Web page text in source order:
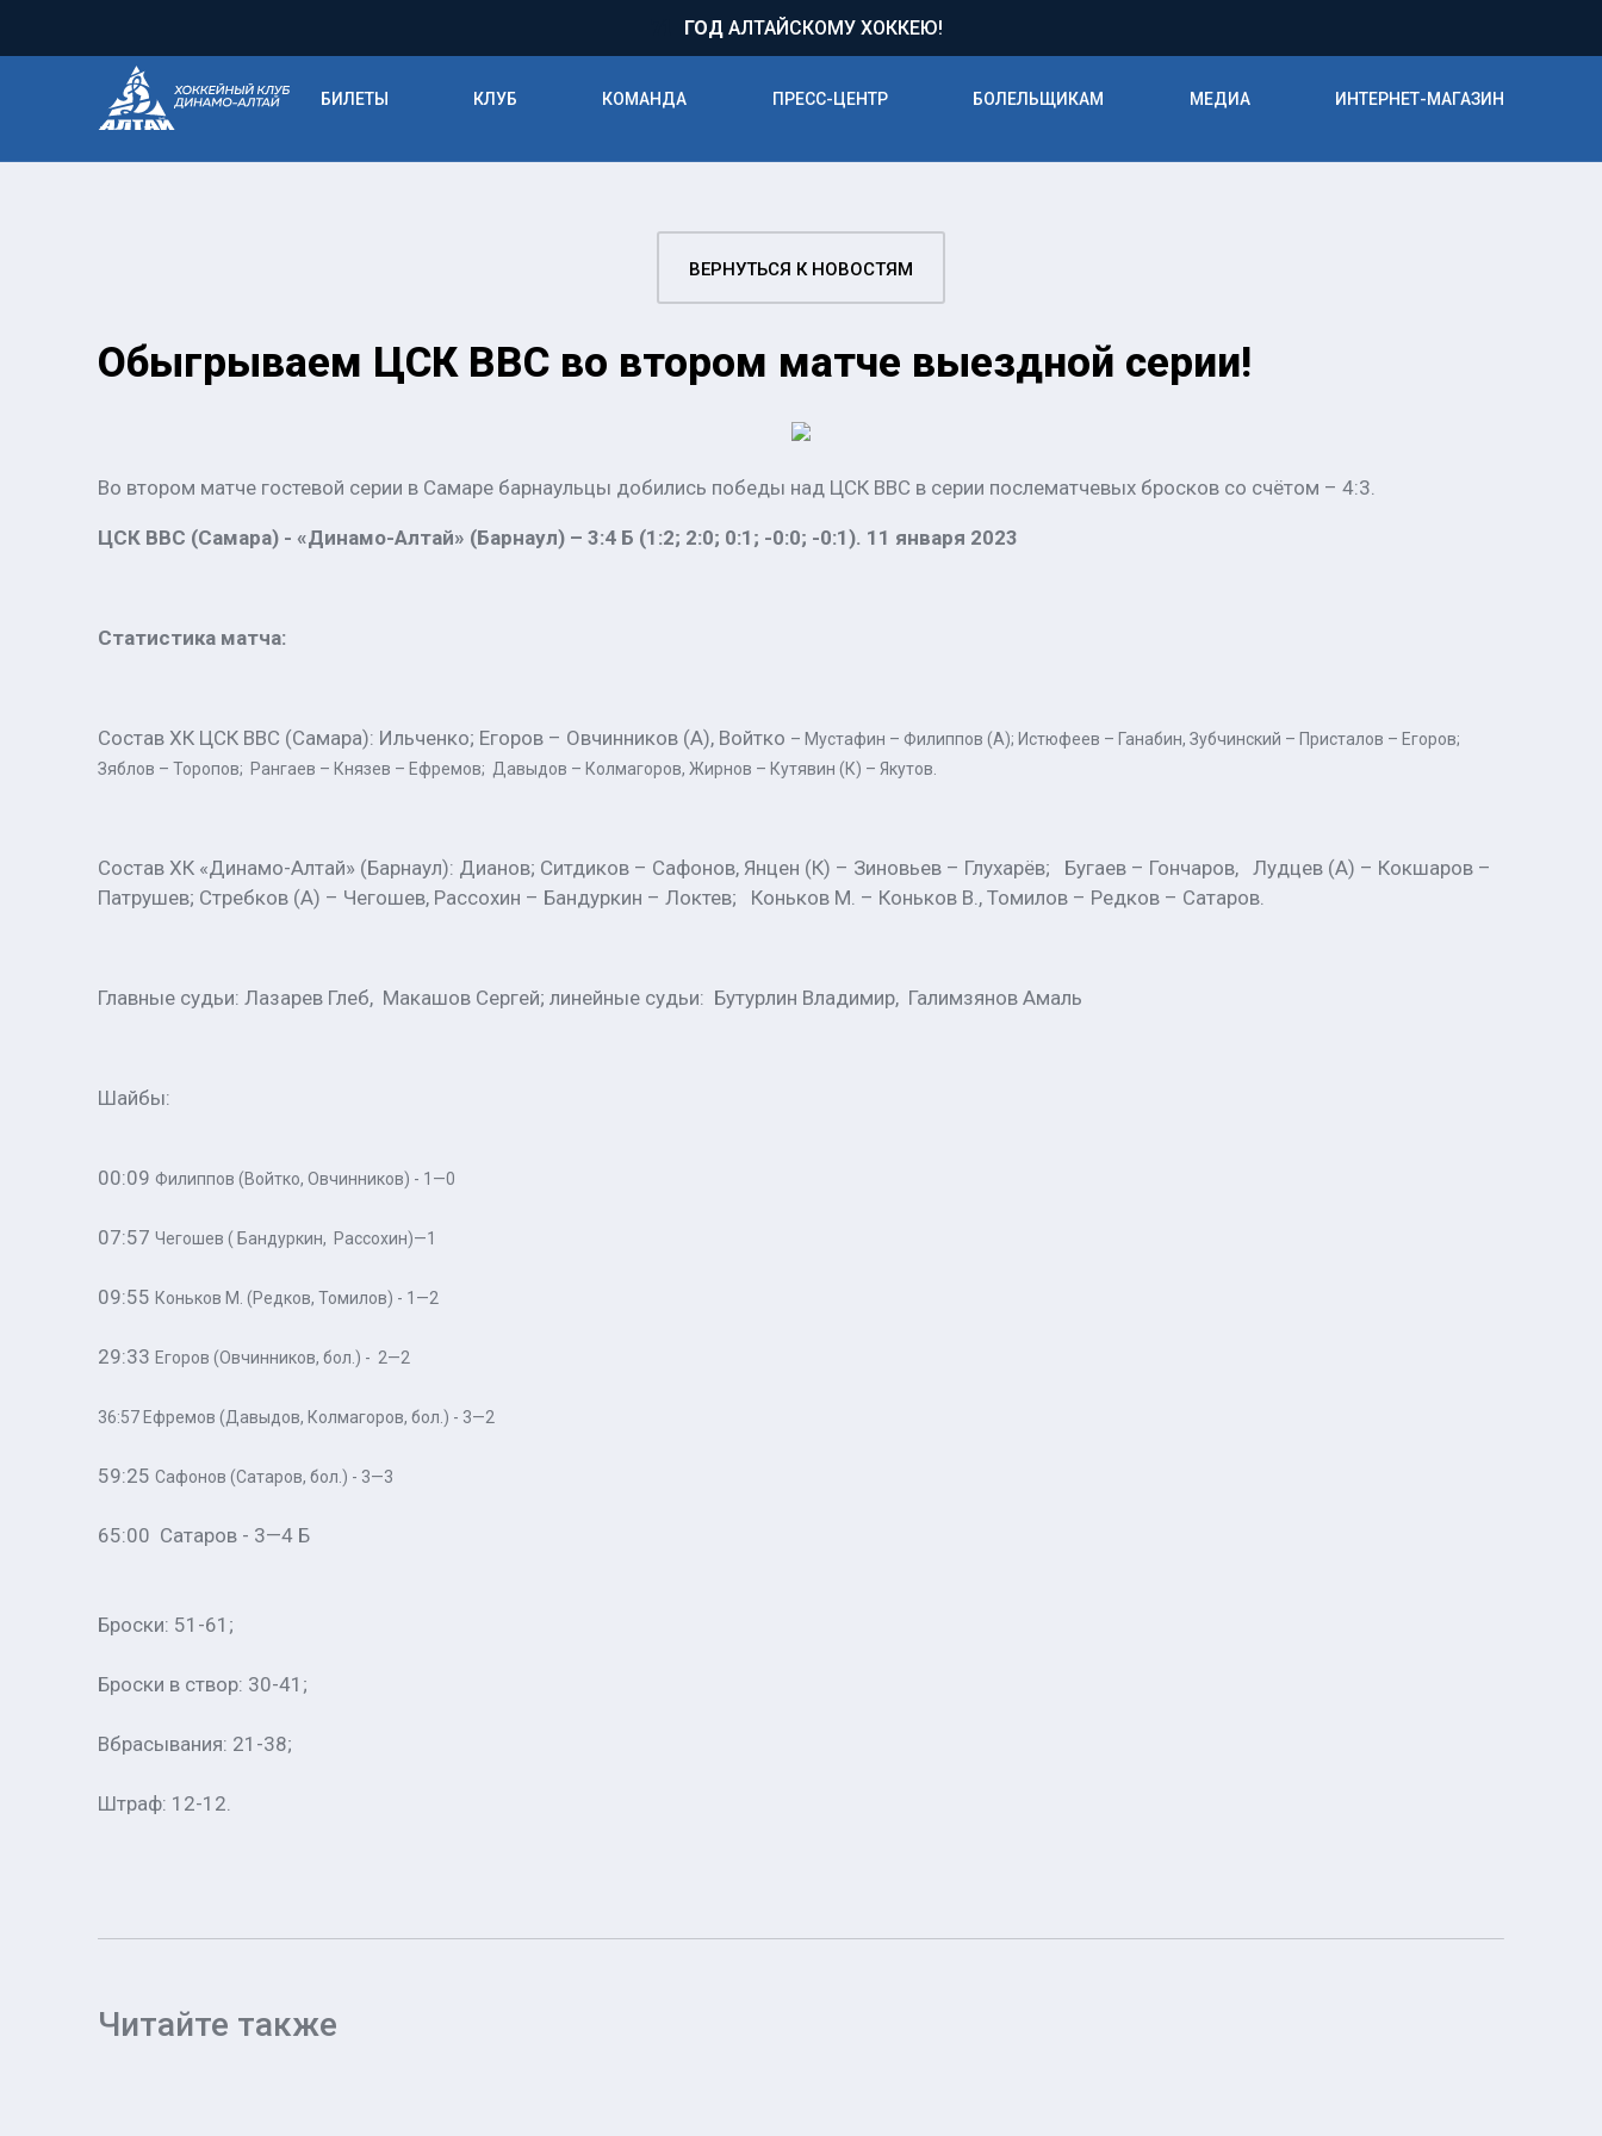
ГОДАЛТАЙСКОМУ ХОККЕЮ!
БИЛЕТЫ КЛУБ КОМАНДА ПРЕСС-ЦЕНТР БОЛЕЛЬЩИКАМ МЕДИА ИНТЕРНЕТ-МАГАЗИН
ВЕРНУТЬСЯ К НОВОСТЯМ
Обыгрываем ЦСК ВВС во втором матче выездной серии!
Во втором матче гостевой серии в Самаре барнаульцы добились победы над ЦСК ВВС в серии послематчевых бросков со счётом – 4:3.
ЦСК ВВС (Самара) - «Динамо-Алтай» (Барнаул) – 3:4 Б (1:2; 2:0; 0:1; -0:0; -0:1). 11 января 2023
Статистика матча:
Состав ХК ЦСК ВВС (Самара): Ильченко; Егоров – Овчинников (А), Войтко – Мустафин – Филиппов (А); Истюфеев – Ганабин, Зубчинский – Присталов – Егоров;
Зяблов – Торопов; Рангаев – Князев – Ефремов; Давыдов – Колмагоров, Жирнов – Кутявин (К) – Якутов.
Состав ХК «Динамо-Алтай» (Барнаул): Дианов; Ситдиков – Сафонов, Янцен (К) – Зиновьев – Глухарёв; Бугаев – Гончаров, Лудцев (А) – Кокшаров –
Патрушев; Стребков (А) – Чегошев, Рассохин – Бандуркин – Локтев; Коньков М. – Коньков В., Томилов – Редков – Сатаров.
Главные судьи: Лазарев Глеб, Макашов Сергей; линейные судьи: Бутурлин Владимир, Галимзянов Амаль
Шайбы:
00:09 Филиппов (Войтко, Овчинников) - 1—0
07:57 Чегошев ( Бандуркин, Рассохин)—1
09:55 Коньков М. (Редков, Томилов) - 1—2
29:33 Егоров (Овчинников, бол.) - 2—2
36:57 Ефремов (Давыдов, Колмагоров, бол.) - 3—2
59:25 Сафонов (Сатаров, бол.) - 3—3
65:00 Сатаров - 3—4 Б
Броски: 51-61;
Броски в створ: 30-41;
Вбрасывания: 21-38;
Штраф: 12-12.
Читайте также